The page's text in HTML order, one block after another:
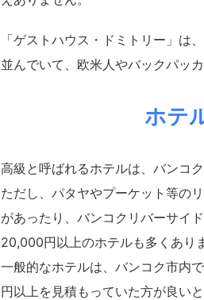
「ゲストハウス・ドミトリー」は
並んでいて、欧米人やバックパッ
ホテ
高級と呼ばれるホテルは、バンコ
ただし、パタヤやプーケット等の
があったり、バンコクリバーサイ
20,000円以上のホテルも多くあり
一般的なホテルは、バンコク市内
円以上を見積もっていた方が良い